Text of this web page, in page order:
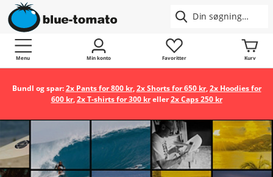
Menu Min konto Favoritter Kurv
Bundl og spar:2x Pants for 800 kr,2x Shorts for 650 kr,2x Hoodies for
600 kr,2x T-shirts for 300 kreller2x Caps 250 kr